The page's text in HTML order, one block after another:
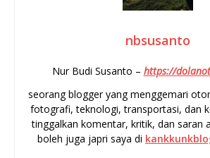
nbsusanto
Nur Budi Susanto – https://
seorang blogger yang menggemari
fotografi, teknologi, transportasi, dan
tinggalkan komentar, kritik, dan saran
boleh juga japri saya di